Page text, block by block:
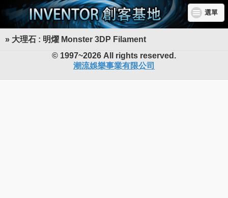
選單
» 大理石 : 明燿 Monster 3DP Filament
© 1997~2026 All rights reserved.
潮流娛樂事業有限公司